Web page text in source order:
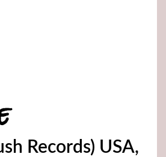
Records) USA,